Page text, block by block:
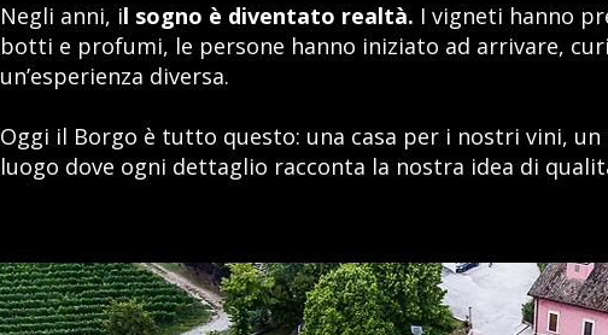
Negli anni, il sogno è diventato realtà. I vigneti hanno
botti e profumi, le persone hanno iniziato ad arrivare,
un’esperienza diversa.
Oggi il Borgo è tutto questo: una casa per i nostri vini,
luogo dove ogni dettaglio racconta la nostra idea di